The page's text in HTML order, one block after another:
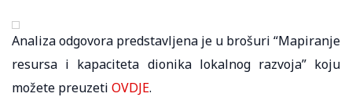
Analiza odgovora predstavljena je u brošuri “Mapiranje
resursa i kapaciteta dionika lokalnog razvoja” koju
možete preuzeti OVDJE.